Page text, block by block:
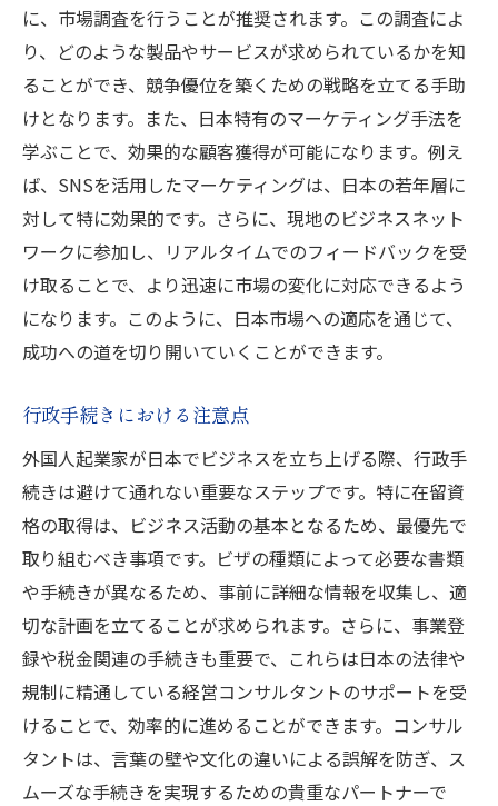
に、市場調査を行うことが推奨されます。この調査によ
り、どのような製品やサービスが求められているかを知
ることができ、競争優位を築くための戦略を立てる手助
けとなります。また、日本特有のマーケティング手法を
学ぶことで、効果的な顧客獲得が可能になります。例え
ば、SNSを活用したマーケティングは、日本の若年層に
対して特に効果的です。さらに、現地のビジネスネット
ワークに参加し、リアルタイムでのフィードバックを受
け取ることで、より迅速に市場の変化に対応できるよう
になります。このように、日本市場への適応を通じて、
成功への道を切り開いていくことができます。
行政手続きにおける注意点
外国人起業家が日本でビジネスを立ち上げる際、行政手
続きは避けて通れない重要なステップです。特に在留資
格の取得は、ビジネス活動の基本となるため、最優先で
取り組むべき事項です。ビザの種類によって必要な書類
や手続きが異なるため、事前に詳細な情報を収集し、適
切な計画を立てることが求められます。さらに、事業登
録や税金関連の手続きも重要で、これらは日本の法律や
規制に精通している経営コンサルタントのサポートを受
けることで、効率的に進めることができます。コンサル
タントは、言葉の壁や文化の違いによる誤解を防ぎ、ス
ムーズな手続きを実現するための貴重なパートナーで